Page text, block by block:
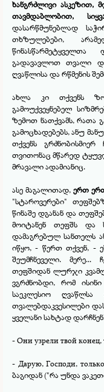
ხანგრძლივი ასკეზით,
თავმდაბლობით,
დასარწმუნებლად
თხზულებები,
გადავავლოთ თვალი
ღვაწლისა და რწმენის
ახლა კი თქვენს
გამოუქვეყნებელ
ზემოთ ნათქვამს, რათა
გამოცხადებებს, ანუ
თქვენს
თვითონაც მწარედ
მრავალი ადამიანიც.
ასე მაგალითად, ერთ
"სტაროვერები"
წინაშე დგანან და
მოიტანენ თეფშს და
დამაგრებულ სანთელს
იწყო, - წერთ თქვენ, -
შეუმჩნეველი. მერე...
თეფშიდან ლურჯი
ვგრძნობდი, რომ
საეკლესიო
თვალებდაკვესილები
ყველანი სახტად
-Они узрели твой конец,
- Дарую, Господи,
ბაგიდან ("რა უნდა